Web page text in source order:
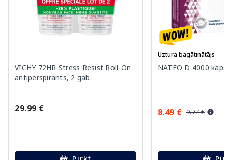
VICHY 72HR Stress Resist Roll-On
antiperspirants, 2 gab.
29.99 €
Uztura bagātinātājs
NATEO D 4000
8.49 € 9.77 €